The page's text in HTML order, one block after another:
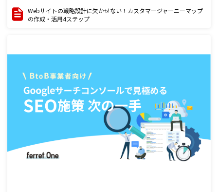
Webサイトの戦略設計に欠かせない！カスタマージャーニーマップ
の作成・活用4ステップ